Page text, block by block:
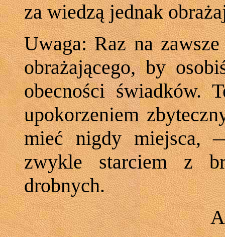
za wiedzą jednak
Uwaga: Raz na
obrażającego, by
obecności świadków.
upokorzeniem
mieć nigdy miejsca,
zwykle starciem z
drobnych.